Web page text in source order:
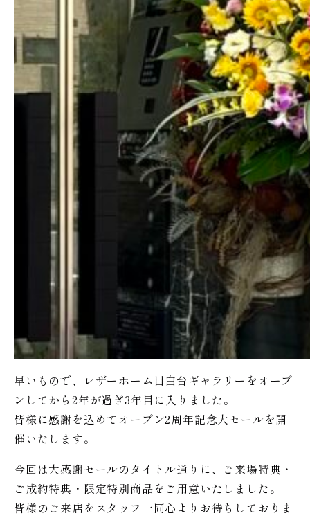
早いもので、レザーホーム目白台ギャラリーをオープ
ンしてから2年が過ぎ3年目に入りました。
皆様に感謝を込めてオープン2周年記念大セールを開
催いたします。
今回は大感謝セールのタイトル通りに、ご来場特典・
ご成約特典・限定特別商品をご用意いたしました。
皆様のご来店をスタッフ一同心よりお待ちしておりま